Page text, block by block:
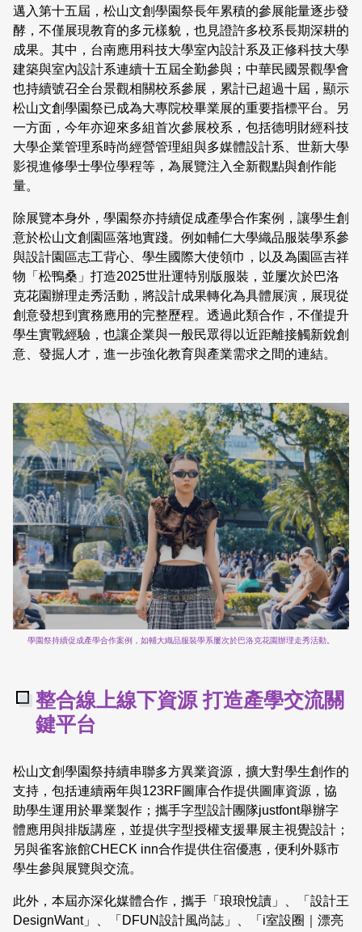
邁入第十五屆，松山文創學園祭長年累積的參展能量逐步發
酵，不僅展現教育的多元樣貌，也見證許多校系長期深耕的
成果。其中，台南應用科技大學室內設計系及正修科技大學
建築與室內設計系連續十五屆全勤參與；中華民國景觀學會
也持續號召全台景觀相關校系參展，累計已超過十屆，顯示
松山文創學園祭已成為大專院校畢業展的重要指標平台。另
一方面，今年亦迎來多組首次參展校系，包括德明財經科技
大學企業管理系時尚經營管理組與多媒體設計系、世新大學
影視進修學士學位學程等，為展覽注入全新觀點與創作能
量。
除展覽本身外，學園祭亦持續促成產學合作案例，讓學生創
意於松山文創園區落地實踐。例如輔仁大學織品服裝學系參
與設計園區志工背心、學生國際大使領巾，以及為園區吉祥
物「松鴨桑」打造2025世壯運特別版服裝，並屢次於巴洛
克花園辦理走秀活動，將設計成果轉化為具體展演，展現從
創意發想到實務應用的完整歷程。透過此類合作，不僅提升
學生實戰經驗，也讓企業與一般民眾得以近距離接觸新銳創
意、發掘人才，進一步強化教育與產業需求之間的連結。
學園祭持續促成產學合作案例，如輔大織品服裝學系屢次於巴洛克花園辦理走秀活動。
整合線上線下資源 打造產學交流關
鍵平台
松山文創學園祭持續串聯多方異業資源，擴大對學生創作的
支持，包括連續兩年與123RF圖庫合作提供圖庫資源，協
助學生運用於畢業製作；攜手字型設計團隊justfont舉辦字
體應用與排版講座，並提供字型授權支援畢展主視覺設計；
另與雀客旅館CHECK inn合作提供住宿優惠，便利外縣市
學生參與展覽與交流。
此外，本屆亦深化媒體合作，攜手「琅琅悅讀」、「設計王
DesignWant」、「DFUN設計風尚誌」、「i室設圈｜漂亮